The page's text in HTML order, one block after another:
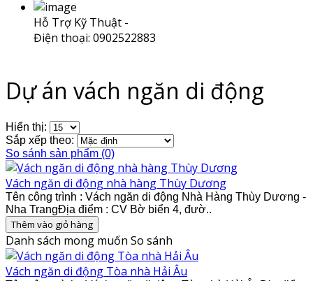
Hỗ Trợ Kỹ Thuật -
Điện thoại: 0902522883
Dự án vách ngăn di động
Hiển thị:
Sắp xếp theo:
So sánh sản phẩm (0)
Vách ngăn di động nhà hàng Thùy Dương
Tên công trình : Vách ngăn di động Nhà Hàng Thùy Dương -
Nha TrangĐịa điểm : CV Bờ biển 4, đườ..
Thêm vào giỏ hàng
Danh sách mong muốn So sánh
Vách ngăn di động Tòa nhà Hải Âu